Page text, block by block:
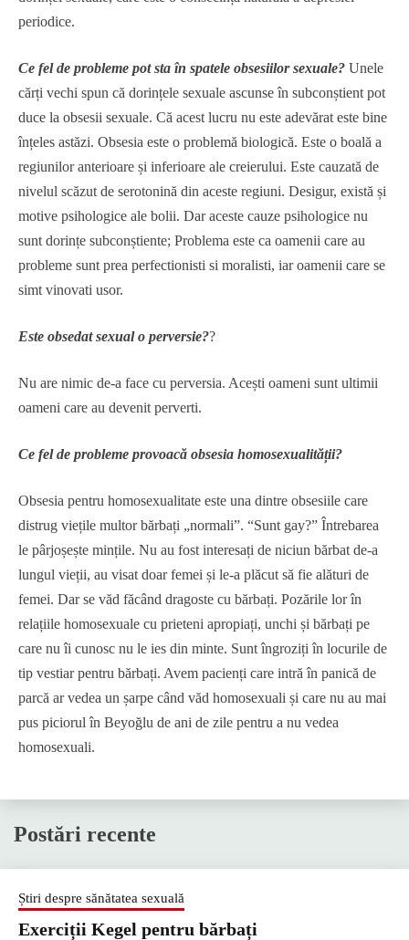
periodice.
Ce fel de probleme pot sta în spatele obsesiilor sexuale? Unele
cărți vechi spun că dorințele sexuale ascunse în subconștient pot
duce la obsesii sexuale. Că acest lucru nu este adevărat este bine
înțeles astăzi. Obsesia este o problemă biologică. Este o boală a
regiunilor anterioare și inferioare ale creierului. Este cauzată de
nivelul scăzut de serotonină din aceste regiuni. Desigur, există și
motive psihologice ale bolii. Dar aceste cauze psihologice nu
sunt dorințe subconștiente; Problema este ca oamenii care au
probleme sunt prea perfectionisti si moralisti, iar oamenii care se
simt vinovati usor.
Este obsedat sexual o perversie??
Nu are nimic de-a face cu perversia. Acești oameni sunt ultimii
oameni care au devenit perverti.
Ce fel de probleme provoacă obsesia homosexualității?
Obsesia pentru homosexualitate este una dintre obsesiile care
distrug viețile multor bărbați „normali”. “Sunt gay?” Întrebarea
le pârjoșește mințile. Nu au fost interesați de niciun bărbat de-a
lungul vieții, au visat doar femei și le-a plăcut să fie alături de
femei. Dar se văd făcând dragoste cu bărbați. Pozările lor în
relațiile homosexuale cu prieteni apropiați, unchi și bărbați pe
care nu îi cunosc nu le ies din minte. Sunt îngroziți în locurile de
tip vestiar pentru bărbați. Avem pacienți care intră în panică de
parcă ar vedea un șarpe când văd homosexuali și care nu au mai
pus piciorul în Beyoğlu de ani de zile pentru a nu vedea
homosexuali.
Postări recente
Știri despre sănătatea sexuală
Exerciții Kegel pentru bărbați